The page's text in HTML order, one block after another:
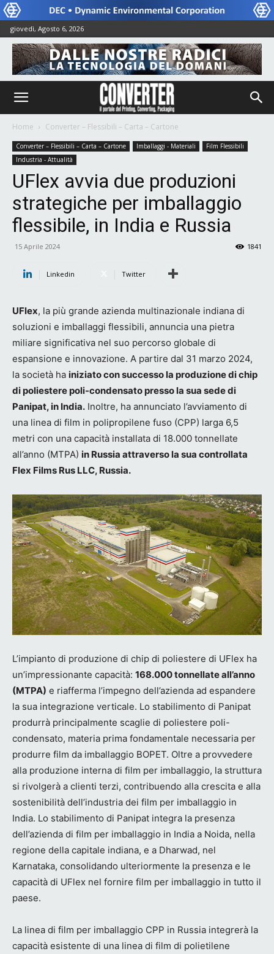
giovedì, Agosto 6, 2026
Home Converter – Flessibili – Carta – Cartone
Converter – Flessibili – Carta – Cartone Imballaggi - Materiali
Film Flessibili
Industria - Attualità
UFlex avvia due produzioni
strategiche per imballaggio
flessibile, in India e Russia
15 Aprile 2024 1841
Linkedin Twitter
UFlex, la più grande azienda multinazionale indiana di
soluzioni e imballaggi flessibili, annuncia una pietra
miliare significativa nel suo percorso globale di
espansione e innovazione. A partire dal 31 marzo 2024,
la società ha iniziato con successo la produzione di chip
di poliestere poli-condensato presso la sua sede di
Panipat, in India. Inoltre, ha annunciato l’avviamento di
una linea di film in polipropilene fuso (CPP) larga 6,5
metri con una capacità installata di 18.000 tonnellate
all’anno (MTPA) in Russia attraverso la sua controllata
Flex Films Rus LLC, Russia.
L’impianto di produzione di chip di poliestere di UFlex ha
un’impressionante capacità: 168.000 tonnellate all’anno
(MTPA) e riafferma l’impegno dell’azienda ad espandere
la sua integrazione verticale. Lo stabilimento di Panipat
produrrà principalmente scaglie di poliestere poli-
condensato, materia prima fondamentale necessaria per
produrre film da imballaggio BOPET. Oltre a provvedere
alla produzione interna di film per imballaggio, la struttura
si rivolgerà a clienti terzi, contribuendo alla crescita e alla
sostenibilità dell’industria dei film per imballaggio in
India. Lo stabilimento di Panipat integra la presenza
dell’azienda di film per imballaggio in India a Noida, nella
regione della capitale indiana, e a Dharwad, nel
Karnataka, consolidando ulteriormente la presenza e le
capacità di UFlex nel fornire film per imballaggio in tutto il
paese.
La linea di film per imballaggio CPP in Russia integrerà la
capacità esistente di una linea di film di polietilene